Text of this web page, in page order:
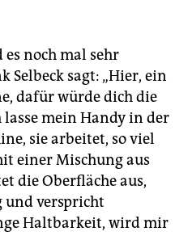
noch mal sehr
Selbeck sagt: „Hier, ein
dafür würde dich die
lasse mein Handy in der
sie arbeitet, so viel
einer Mischung aus
die Oberfläche aus,
und verspricht
Haltbarkeit, wird mir